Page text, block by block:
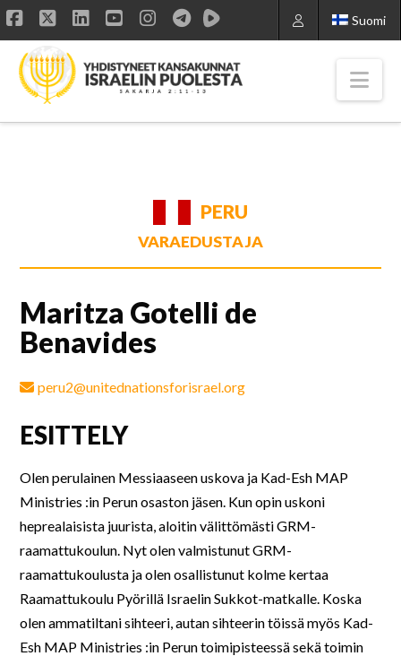
Suomi
Facebook
X LinkedIn
YouTube
Instagram
PERU
VARAEDUSTAJA
Maritza Gotelli de
Benavides
peru2@unitednationsforisrael.org
ESITTELY
Olen perulainen Messiaaseen uskova ja Kad-Esh MAP
Ministries :in Perun osaston jäsen. Kun opin uskoni
heprealaisista juurista, aloitin välittömästi GRM-
raamattukoulun. Nyt olen valmistunut GRM-
raamattukoulusta ja olen osallistunut kolme kertaa
Raamattukoulu Pyörillä Israelin Sukkot-matkalle. Koska
olen ammatiltani sihteeri, autan sihteerin töissä myös Kad-
Esh MAP Ministries :in Perun toimipisteessä sekä toimin